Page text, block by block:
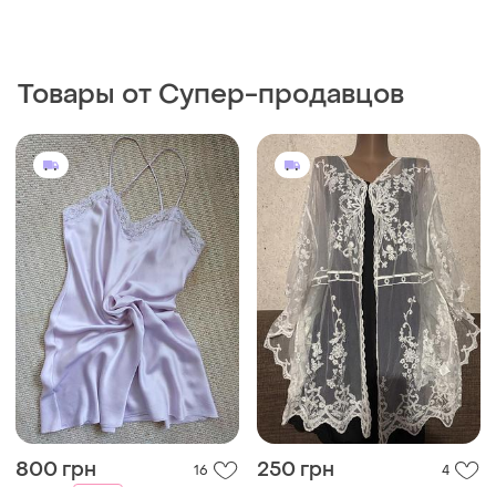
800 грн 16
850 грн -6%
JJB Benson
Шелковый пеньюар с
кружевом, ночнушка jjb
benson
L и еще 1
250 грн 4
Ажурна накидка. пеньюар
UA 50 и еще 1